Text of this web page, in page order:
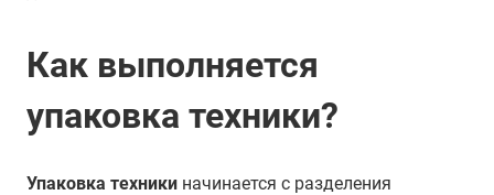
Как выполняется
упаковка техники?
Упаковка техники начинается с разделения